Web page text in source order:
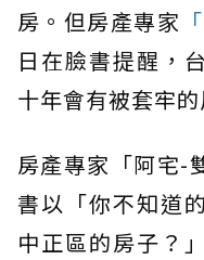
房。但房產專家
日在臉書提醒，
十年會有被套牢的
房產專家「阿宅-
書以「你不知道
中正區的房子？